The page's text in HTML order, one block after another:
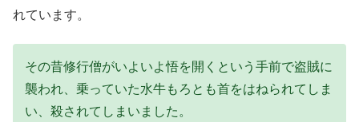
れています。
その昔修行僧がいよいよ悟を開くという手前で盗賊に
襲われ、乗っていた水牛もろとも首をはねられてしま
い、殺されてしまいました。